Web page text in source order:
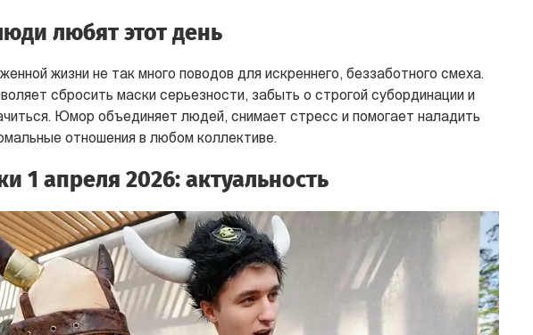
любят этот день
жизни не так много поводов для искреннего, беззаботного смеха.
сбросить маски серьезности, забыть о строгой субординации и
Юмор объединяет людей, снимает стресс и помогает наладить
отношения в любом коллективе.
1 апреля 2026: актуальность